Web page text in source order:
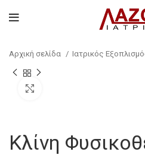
Αρχική σελίδα Ιατρικός
Κλίνη